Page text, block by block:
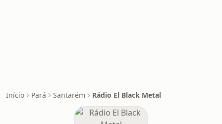
Início Pará Santarém Rádio El Black Metal